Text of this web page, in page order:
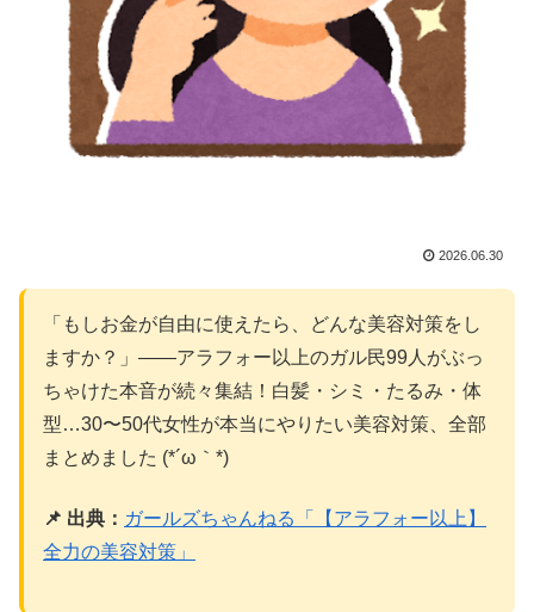
2026.06.30
「もしお金が自由に使えたら、どんな美容対策をし
ますか？」——アラフォー以上のガル民99人がぶっ
ちゃけた本音が続々集結！白髪・シミ・たるみ・体
型…30〜50代女性が本当にやりたい美容対策、全部
まとめました (*´ω｀*)
📌 出典： ガールズちゃんねる「【アラフォー以上】
全力の美容対策」